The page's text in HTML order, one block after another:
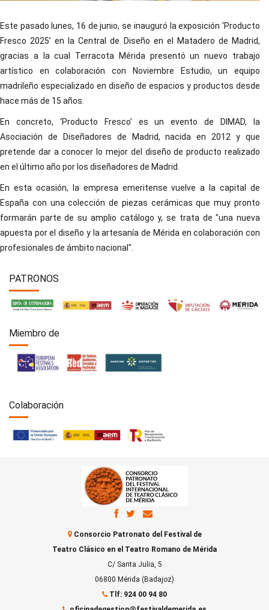
Este pasado lunes, 16 de junio, se inauguró la exposición ‘Producto
Fresco 2025’ en la Central de Diseño en el Matadero de Madrid,
gracias a la cual Terracota Mérida presentó un nuevo trabajo
artístico en colaboración con Noviembre Estudio, un equipo
madrileño especializado en diseño de espacios y productos desde
hace más de 15 años.
En concreto, ‘Producto Fresco’ es un evento de DIMAD, la
Asociación de Diseñadores de Madrid, nacida en 2012 y que
pretende dar a conocer lo mejor del diseño de producto realizado
en el último año por los diseñadores de Madrid.
En esta ocasión, la empresa emeritense vuelve a la capital de
España con una colección de piezas cerámicas que muy pronto
formarán parte de su amplio catálogo y, se trata de "una nueva
apuesta por el diseño y la artesanía de Mérida en colaboración con
profesionales de ámbito nacional".
PATRONOS
Miembro de
Colaboración
Consorcio Patronato del Festival de
Teatro Clásico en el Teatro Romano de Mérida
C/ Santa Julia, 5
06800 Mérida (Badajoz)
Tlf: 924 00 94 80